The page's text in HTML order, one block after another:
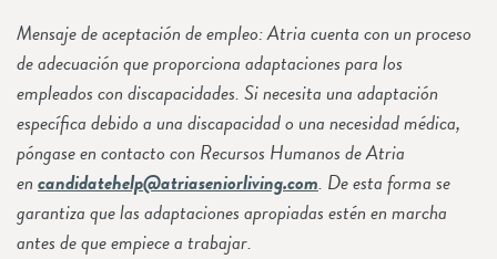
Mensaje de aceptación de empleo: Atria cuenta con un proceso
de adecuación que proporciona adaptaciones para los
empleados con discapacidades. Si necesita una adaptación
específica debido a una discapacidad o una necesidad médica,
póngase en contacto con Recursos Humanos de Atria
encandidatehelp@atriaseniorliving.com. De esta forma se
garantiza que las adaptaciones apropiadas estén en marcha
antes de que empiece a trabajar.